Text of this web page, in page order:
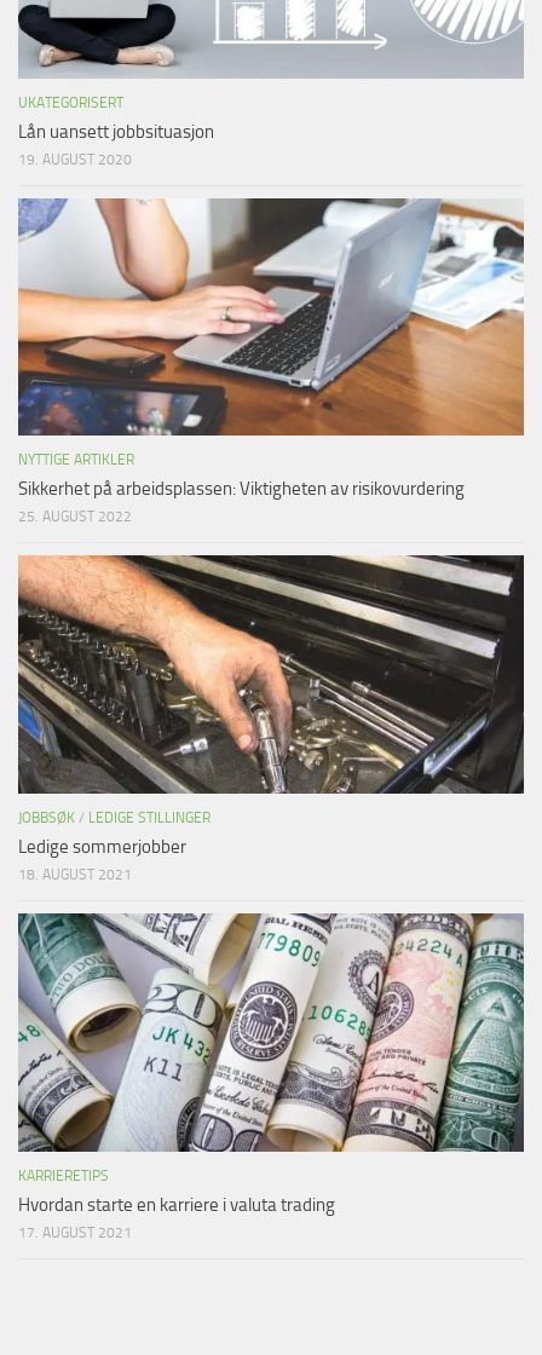
UKATEGORISERT
Lån uansett jobbsituasjon
19. AUGUST 2020
NYTTIGE ARTIKLER
Sikkerhet på arbeidsplassen: Viktigheten av risikovurdering
25. AUGUST 2022
JOBBSØK / LEDIGE STILLINGER
Ledige sommerjobber
18. AUGUST 2021
KARRIERETIPS
Hvordan starte en karriere i valuta trading
17. AUGUST 2021